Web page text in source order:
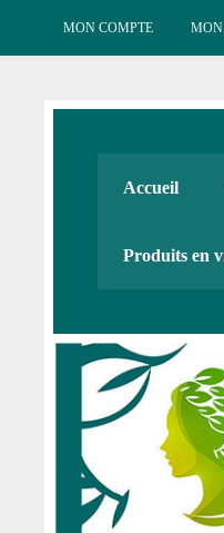
MON COMPTE
Accueil
Produits en